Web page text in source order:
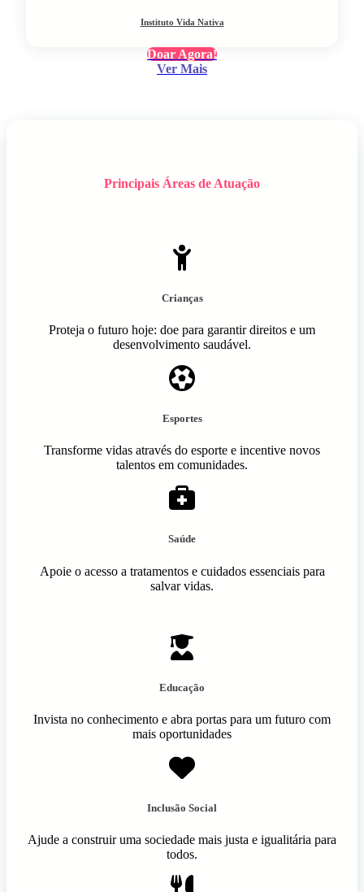
Instituto Vida Nativa
Doar Agora!
Ver Mais
Principais Áreas de Atuação
Crianças
Proteja o futuro hoje: doe para garantir direitos e um
desenvolvimento saudável.
Esportes
Transforme vidas através do esporte e incentive novos
talentos em comunidades.
Saúde
Apoie o acesso a tratamentos e cuidados essenciais para
salvar vidas.
Educação
Invista no conhecimento e abra portas para um futuro com
mais oportunidades
Inclusão Social
Ajude a construir uma sociedade mais justa e igualitária para
todos.